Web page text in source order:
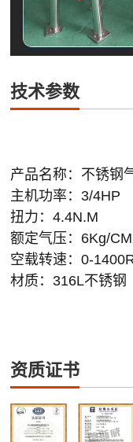
技术参数
产品名称：不锈钢
主机功率：3/4HP
扭力：4.4N.M
额定气压：6Kg/
空载转速：0-
材质：316L不锈钢
资质证书